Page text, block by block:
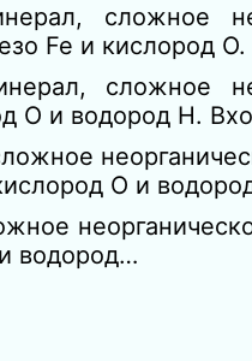
сложное
Fe и кислород
сложное
О и водород H.
О и
водород…